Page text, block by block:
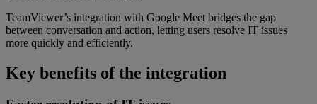
TeamViewer’s integration with Google Meet bridges the gap
between conversation and action, letting users resolve IT issues
more quickly and efficiently.
Key benefits of the integration